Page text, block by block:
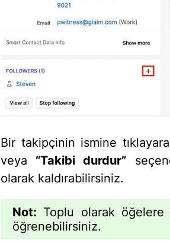
Bir takipçinin ismine
veya “Takibi durdur”
olarak kaldırabilirsiniz.
Not: Toplu olarak
öğrenebilirsiniz.